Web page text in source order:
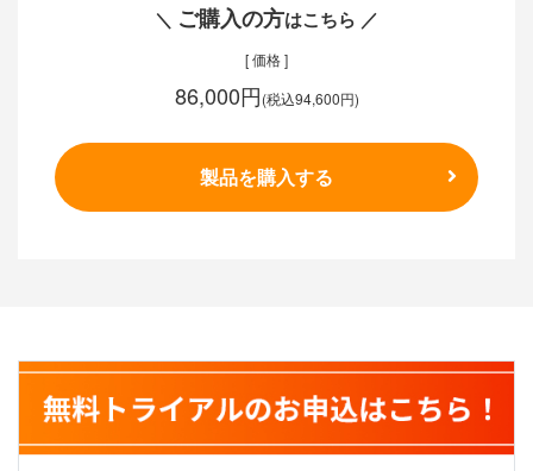
＼ ご購入の方はこちら ／
[ 価格 ]
86,000円(税込94,600円)
製品を購入する